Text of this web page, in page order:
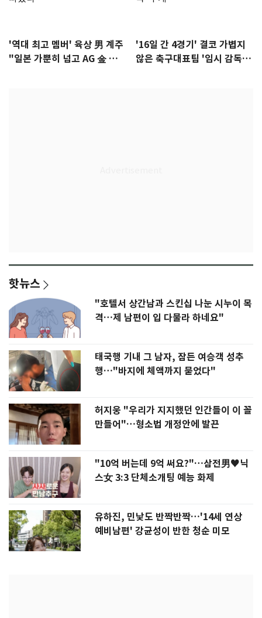
'역대 최고 멤버' 육상 男 계주
"일본 가뿐히 넘고 AG 金 따겠
'16일 간 4경기' 결코 가볍지
않은 축구대표팀 '임시 감독'
핫뉴스
"호텔서 상간남과 스킨십 나눈 시누이 목
격…제 남편이 입 다물라 하네요"
태국행 기내 그 남자, 잠든 여승객 성추
행…"바지에 체액까지 묻었다"
허지웅 "우리가 지지했던 인간들이 이 꼴
만들어"…형소법 개정안에 발끈
"10억 버는데 9억 써요?"…삼전男♥닉
스女 3:3 단체소개팅 예능 화제
유하진, 민낯도 반짝반짝…'14세 연상
예비남편' 강균성이 반한 청순 미모